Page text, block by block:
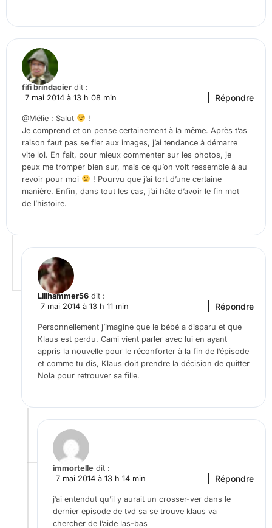
fifi brindacier dit :
7 mai 2014 à 13 h 08 min
@Mélie : Salut
!
Je comprend et on pense certainement à la même. Après t’as
raison faut pas se fier aux images, j’ai tendance à démarre
vite lol. En fait, pour mieux commenter sur les photos, je
peux me tromper bien sur, mais ce qu’on voit ressemble à au
revoir pour moi
! Pourvu que j’ai tort d’une certaine
manière. Enfin, dans tout les cas, j’ai hâte d’avoir le fin mot
de l’histoire.
Répondre
Lilihammer56 dit :
7 mai 2014 à 13 h 11 min
Personnellement j’imagine que le bébé a disparu et que
Klaus est perdu. Cami vient parler avec lui en ayant
appris la nouvelle pour le réconforter à la fin de l’épisode
et comme tu dis, Klaus doit prendre la décision de quitter
Nola pour retrouver sa fille.
Répondre
immortelle dit :
7 mai 2014 à 13 h 14 min
j’ai entendut qu’il y aurait un crosser-ver dans le
dernier episode de tvd sa se trouve klaus va
chercher de l’aide las-bas
Répondre